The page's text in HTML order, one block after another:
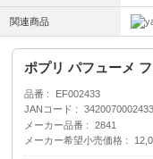
関連商品
ポプリ パフューメ
品番
EF002433
JANコード
3420070002433
メーカー品番
2841
メーカー希望小売価格